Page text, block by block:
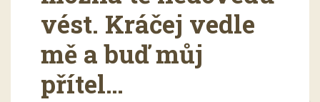
vést. Kráčej vedle
mě a buď můj
přítel…